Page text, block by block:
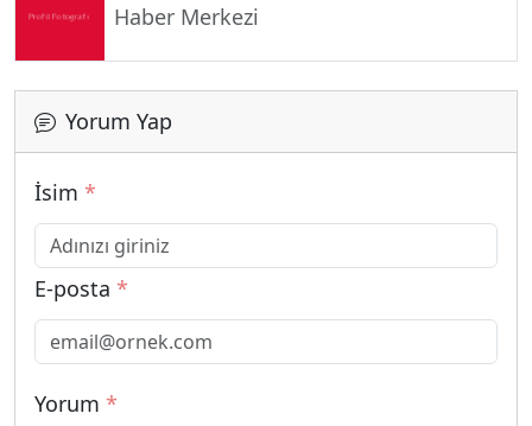
Haber Merkezi
Yorum Yap
İsim *
E-posta *
Yorum *